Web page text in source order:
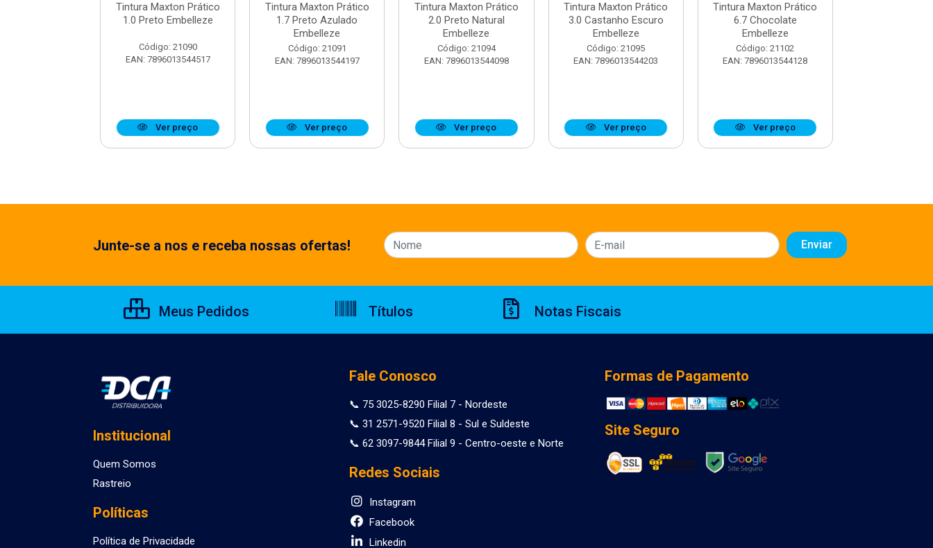
Tintura Maxton Prático
1.0 Preto Embelleze
Código: 21090
EAN: 7896013544517
Ver preço
Tintura Maxton Prático
1.7 Preto Azulado
Embelleze
Código: 21091
EAN: 7896013544197
Ver preço
Tintura Maxton Prático
2.0 Preto Natural
Embelleze
Código: 21094
EAN: 7896013544098
Ver preço
Tintura Maxton Prático
3.0 Castanho Escuro
Embelleze
Código: 21095
EAN: 7896013544203
Ver preço
Tintura Maxton Prático
6.7 Chocolate
Embelleze
Código: 21102
EAN: 7896013544128
Ver preço
Junte-se a nos e receba nossas ofertas!
Meus Pedidos Títulos Notas Fiscais
Institucional
Quem Somos
Rastreio
Políticas
Política de Privacidade
Fale Conosco
📞 75 3025-8290 Filial 7 - Nordeste
📞 31 2571-9520 Filial 8 - Sul e Suldeste
📞 62 3097-9844 Filial 9 - Centro-oeste e Norte
Redes Sociais
Instagram
Facebook
Linkedin
Formas de Pagamento
Site Seguro